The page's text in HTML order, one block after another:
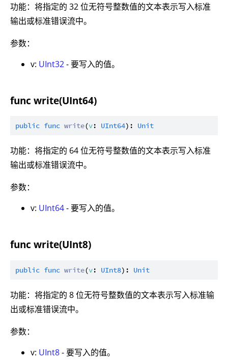
功能：将指定的 32 位无符号整数值的文本表示写入标准
输出或标准错误流中。
参数：
v: UInt32- 要写入的值。
func write(UInt64)
public func write(v: UInt64): Unit
功能：将指定的 64 位无符号整数值的文本表示写入标准
输出或标准错误流中。
参数：
v: UInt64- 要写入的值。
func write(UInt8)
public func write(v: UInt8): Unit
功能：将指定的 8 位无符号整数值的文本表示写入标准输
出或标准错误流中。
参数：
v: UInt8- 要写入的值。